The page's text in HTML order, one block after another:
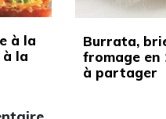
à la
la
Burrata,
fromage en
à partager